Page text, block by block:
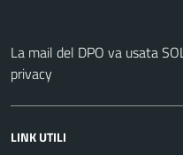
La mail del DPO va usata
privacy
LINK UTILI